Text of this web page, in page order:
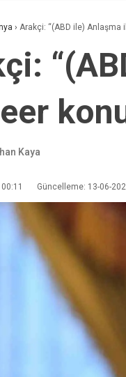
› Arakçi: “(ABD ile) Anlaşma
Kaya
Güncelleme: 13-06-